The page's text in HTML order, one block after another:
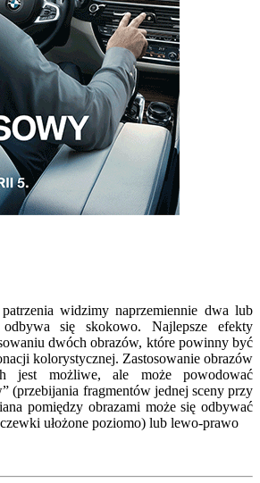
widzimy naprzemiennie dwa lub
się skokowo. Najlepsze efekty
dwóch obrazów, które powinny być
kolorystycznej. Zastosowanie obrazów
jest możliwe, ale może powodować
(przebijania fragmentów jednej sceny przy
pomiędzy obrazami może się odbywać
ułożone poziomo) lub lewo-prawo